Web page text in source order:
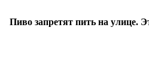
Пиво запретят пить на улице.